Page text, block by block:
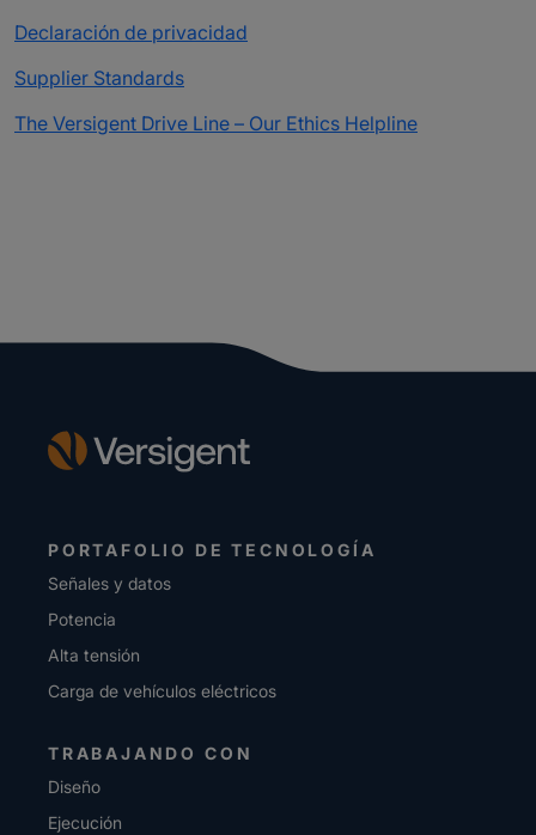
Declaración de privacidad
Supplier Standards
The Versigent Drive Line – Our Ethics Helpline
PORTAFOLIO DE TECNOLOGÍA
Señales y datos
Potencia
Alta tensión
Carga de vehículos eléctricos
TRABAJANDO CON
Diseño
Ejecución